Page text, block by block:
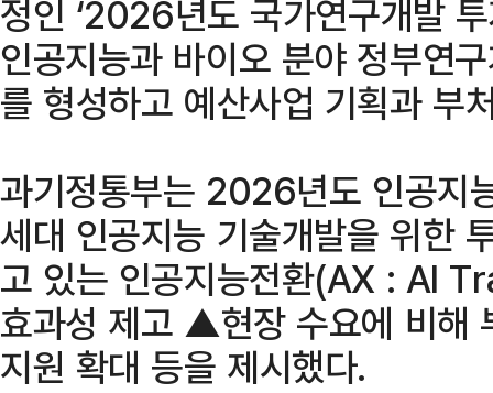
정인 ‘2026년도 국가연구개발
인공지능과 바이오 분야 정부연
를 형성하고 예산사업 기획과 부
과기정통부는 2026년도 인공지
세대 인공지능 기술개발을 위한
고 있는 인공지능전환(AX : AI
효과성 제고 ▲현장 수요에 비해
지원 확대 등을 제시했다.